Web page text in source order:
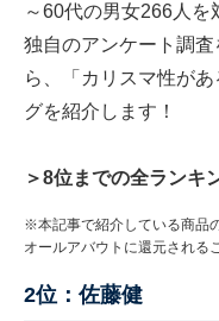
～60代の男女266人
独自のアンケート調
ら、「カリスマ性が
グを紹介します！
＞8位までの全ランキ
※本記事で紹介している商品
オールアバウトに還元される
2位：佐藤健